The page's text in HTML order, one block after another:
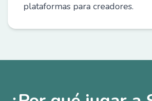
plataformas para creadores.